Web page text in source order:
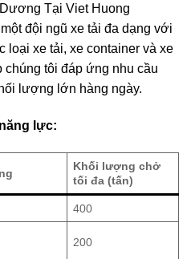
Tại Viet Huong
đội ngũ xe tải đa dạng với
loại xe tải, xe container và xe
tôi đáp ứng nhu cầu
lượng lớn hàng ngày.
lực:
Khối lượng chở
tối đa (tấn)
400
200